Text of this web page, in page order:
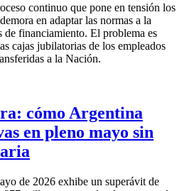
continuo que pone en tensión los
en adaptar las normas a la
de financiamiento. El problema es
cajas jubilatorias de los empleados
a la Nación.
cómo Argentina
en pleno mayo sin
de 2026 exhibe un superávit de